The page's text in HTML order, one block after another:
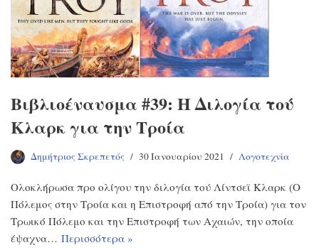
Βιβλιοέναυσμα #39: Η Διλογία τού
Κλαρκ για την Τροία
Δημήτριος Σκρεπετός 30 Ιανουαρίου 2021 Λογοτεχνία
Ολοκλήρωσα προ ολίγου την διλογία τού Λίντσεϊ Κλαρκ (Ο
Πόλεμος στην Τροία και η Επιστροφή από την Τροία) για τον
Τρωικό Πόλεμο και την Επιστροφή των Αχαιών, την οποία
έψαχνα… Περισσότερα »